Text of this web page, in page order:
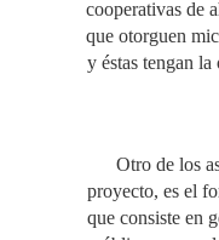
cooperativas de
que otorguen
y éstas tengan la
Otro de los
proyecto, es el
que consiste en